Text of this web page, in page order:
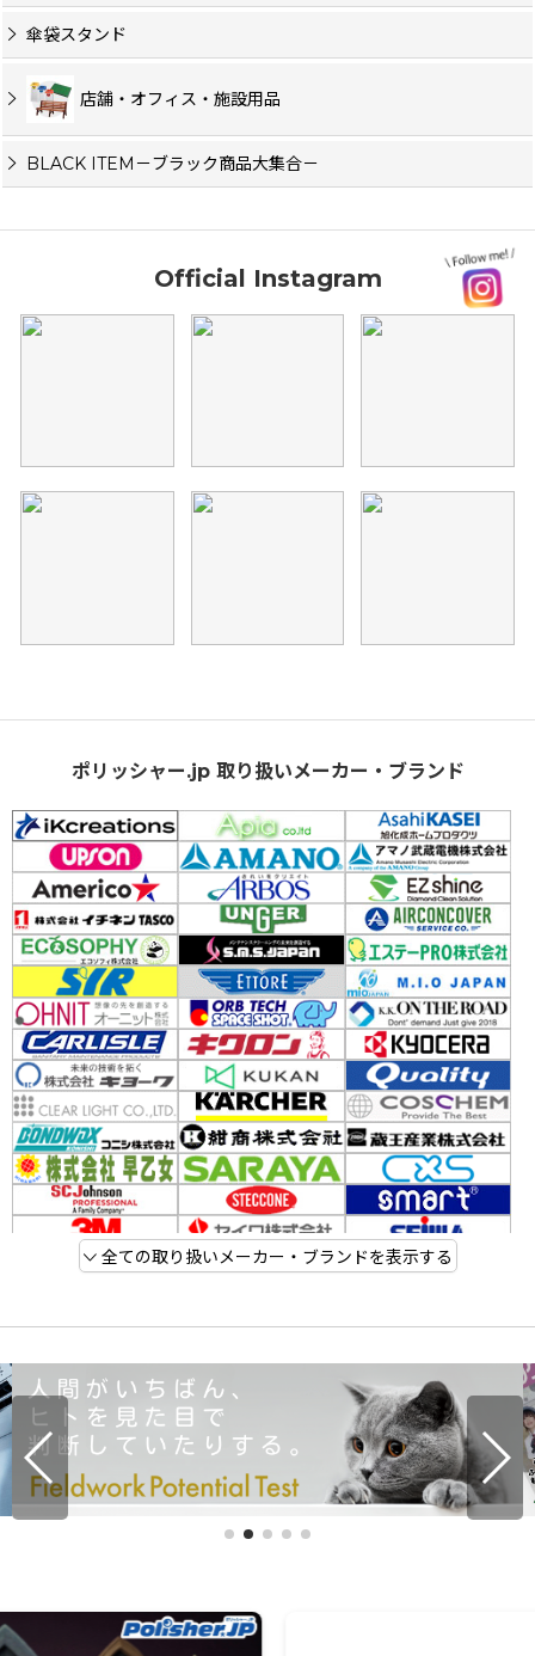
傘袋スタンド
店舗・オフィス・施設用品
BLACK ITEM－ブラック商品大集合－
Official Instagram
ポリッシャー.jp 取り扱いメーカー・ブランド
全ての取り扱いメーカー・ブランドを表示する